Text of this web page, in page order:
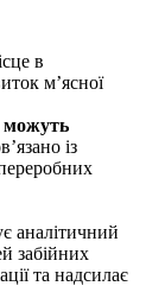
в
мʼясної
можуть
із
аналітичний
забійних
та надсилає